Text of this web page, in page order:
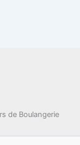
de Boulangerie